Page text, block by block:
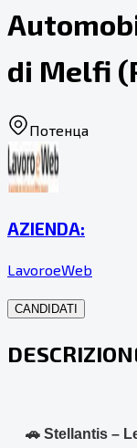
di Melfi
Потенца
AZIENDA:
LavoroeWeb
CANDIDATI
🚗 Stellantis –